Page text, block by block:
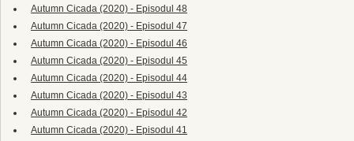
Autumn Cicada (2020) - Episodul 48
Autumn Cicada (2020) - Episodul 47
Autumn Cicada (2020) - Episodul 46
Autumn Cicada (2020) - Episodul 45
Autumn Cicada (2020) - Episodul 44
Autumn Cicada (2020) - Episodul 43
Autumn Cicada (2020) - Episodul 42
Autumn Cicada (2020) - Episodul 41